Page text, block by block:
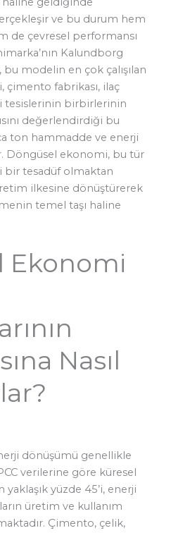
ve bu durum hem
de çevresel performansı
Kalundborg
modelin en çok çalışılan
çimento fabrikası, ilaç
tesislerinin birbirlerinin
değerlendirdiği bu
ton hammadde ve enerji
Döngüsel ekonomi, bu tür
bir tesadüf olmaktan
ilkesine dönüştürerek
temel taşı haline
Ekonomi
Nasıl
dönüşümü genellikle
verilerine göre küresel
yaklaşık yüzde 45’i, enerji
üretim ve kullanım
Çimento, çelik,